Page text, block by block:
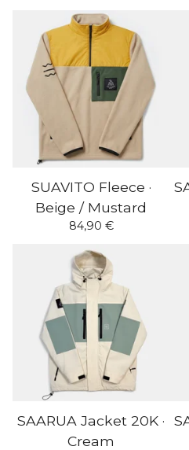
SUAVITO Fleece ·
Beige / Mustard
84,90 €
SAARUA Jacket 20K ·
Cream